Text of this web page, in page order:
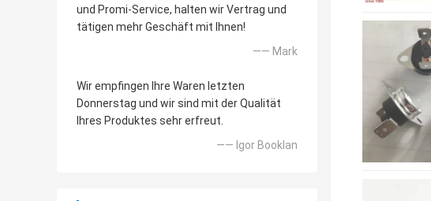
und Promi-Service, halten wir Vertrag und
tätigen mehr Geschäft mit Ihnen!
—— Mark
Wir empfingen Ihre Waren letzten
Donnerstag und wir sind mit der Qualität
Ihres Produktes sehr erfreut.
—— Igor Booklan